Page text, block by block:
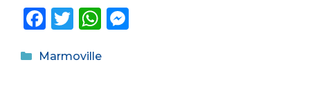
F
c
T
it
W
a
Catégories
Marmoville